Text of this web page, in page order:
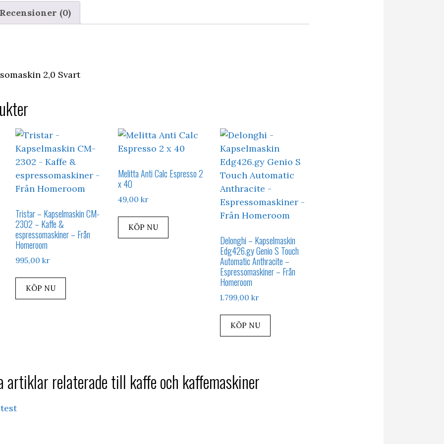
Recensioner (0)
2,0 Svart
Tristar – Kapselmaskin CM-
2302 – Kaffe &
espressomaskiner – Från
Homeroom
995,00 kr
KÖP NU
Melitta Anti Calc Espresso 2
x 40
49,00 kr
KÖP NU
Delonghi – Kapselmaskin
Edg426.gy Genio S Touch
Automatic Anthracite –
Espressomaskiner – Från
Homeroom
1.799,00kr
KÖP NU
artiklar relaterade till kaffe och kaffemaskiner